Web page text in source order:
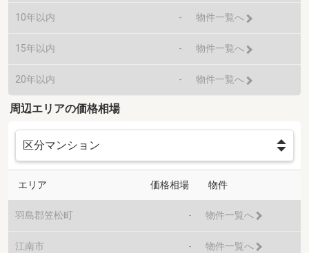
10年以内 - 物件一覧へ
15年以内 - 物件一覧へ
20年以内 - 物件一覧へ
周辺エリアの価格相場
エリア 価格相場 物件
羽島郡笠松町 - 物件一覧へ
江南市 - 物件一覧へ